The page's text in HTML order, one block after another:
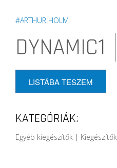
#ARTHUR HOLM
DYNAMIC1
LISTÁBA TESZEM
KATEGÓRIÁK:
Egyéb kiegészítők | Kiegészítők